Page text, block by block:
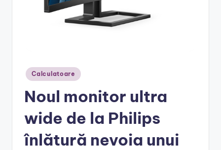
Posted
in
Calculatoare
Noul monitor ultra
wide de la Philips
înlătură nevoia unui